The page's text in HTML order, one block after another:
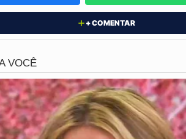
Sargento Mário Ozomdemonstrou
mas mantém a consciência para
destacando o livramento que
demais, irmão. Papai do céu é
todo mundo. Um abraço",
+ COMENTAR